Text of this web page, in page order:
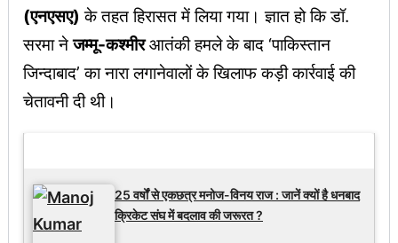
(एनएसए) के तहत हिरासत में लिया गया। ज्ञात हो कि डॉ.
सरमा नेजम्मू-कश्मीरआतंकी हमले के बाद ‘पाकिस्तान
जिन्दाबाद’ का नारा लगानेवालों के खिलाफ कड़ी कार्रवाई की
चेतावनी दी थी।
25 वर्षों से एकछत्र मनोज-विनय राज : जानें क्यों है धनबाद
क्रिकेट संघ में बदलाव की जरूरत ?